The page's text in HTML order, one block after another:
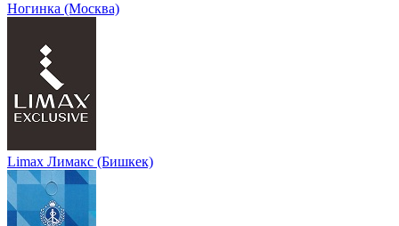
Ногинка (Москва)
Limax Лимакс (Бишкек)